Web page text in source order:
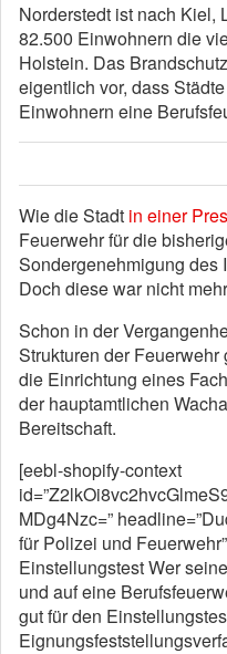
Norderstedt ist nach Kiel,
82.500 Einwohnern die
Holstein. Das
eigentlich vor, dass
Einwohnern eine
Wie die Stadt in einer
Feuerwehr für die
Sondergenehmigung des
Doch diese war nicht
Schon in der
Strukturen der
die Einrichtung eines
der hauptamtlichen
Bereitschaft.
[eebl-shopify-context
MDg4Nzc=”
für Polizei und
Einstellungstest Wer
und auf eine
gut für den